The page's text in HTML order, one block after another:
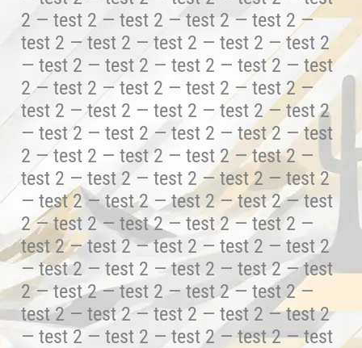
2 — test 2 — test 2 — test 2 — test 2 —
test 2 — test 2 — test 2 — test 2 — test 2
— test 2 — test 2 — test 2 — test 2 — test
2 — test 2 — test 2 — test 2 — test 2 —
test 2 — test 2 — test 2 — test 2 — test 2
— test 2 — test 2 — test 2 — test 2 — test
2 — test 2 — test 2 — test 2 — test 2 —
test 2 — test 2 — test 2 — test 2 — test 2
— test 2 — test 2 — test 2 — test 2 — test
2 — test 2 — test 2 — test 2 — test 2 —
test 2 — test 2 — test 2 — test 2 — test 2
— test 2 — test 2 — test 2 — test 2 — test
2 — test 2 — test 2 — test 2 — test 2 —
test 2 — test 2 — test 2 — test 2 — test 2
— test 2 — test 2 — test 2 — test 2 — test